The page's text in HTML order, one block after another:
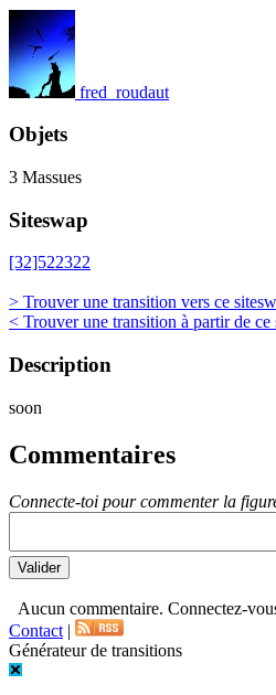
fred_roudaut
Objets
3 Massues
Siteswap
[32]522322
> Trouver une transition vers ce
< Trouver une transition à partir de ce
Description
soon
Commentaires
Connecte-toi pour commenter la
Aucun commentaire. Connectez-
Contact |
Générateur de transitions